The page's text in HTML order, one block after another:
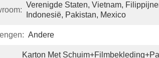
Verenigde Staten, Vietnam,
Indonesië, Pakistan, Mexico
Andere
Karton Met